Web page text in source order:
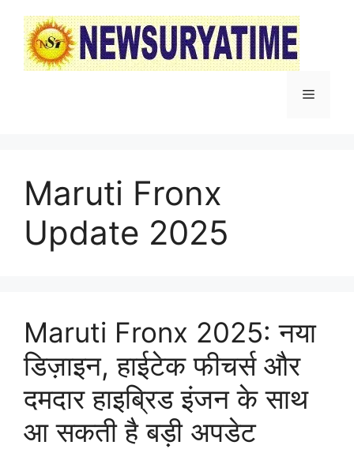
content
Menu
Maruti Fronx
Update 2025
Maruti Fronx 2025: नया
डिज़ाइन, हाईटेक फीचर्स और
दमदार हाइब्रिड इंजन के साथ
आ सकती है बड़ी अपडेट